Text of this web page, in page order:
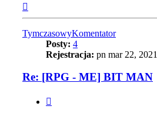
TymczasowyKomentator
Posty: 4
Rejestracja: pn mar 22,
Re: [RPG - ME] BIT MAN